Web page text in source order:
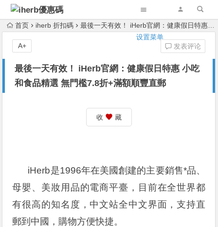
设置菜单
首页 iherb 折扣碼 最後一天有效！ iHerb官網：健康假日特惠 小吃和食品精選 無門檻7.8折+滿額順豐直郵
最後一天有效！ iHerb官網：健康假日特惠 小吃
和食品精選 無門檻7.8折+滿額順豐直郵
发表评论
A+
收 藏
iHerb是1996年在美國創建的主要銷售*品、
母嬰、美妝用品的電商平臺，目前在全世界都
有很高的知名度，中文站全中文界面，支持直
郵到中國，購物方便快捷。